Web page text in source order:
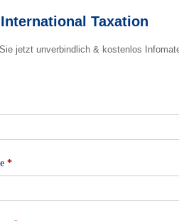
Taxation
jetzt unverbindlich & kostenlos